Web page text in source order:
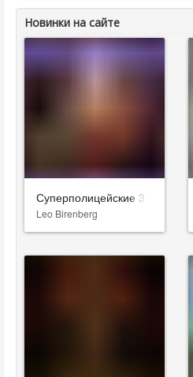
Новинки на сайте
Суперполицейские 3
Leo Birenberg